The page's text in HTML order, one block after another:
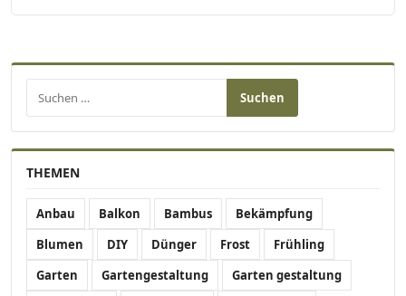
THEMEN
Anbau Balkon Bambus
Bekämpfung
Blumen
DIY Dünger Frost
Frühling
Garten
Gartengestaltung
Garten gestaltung